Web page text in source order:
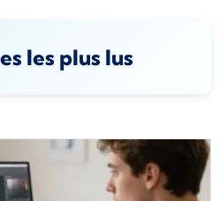
les plus lus